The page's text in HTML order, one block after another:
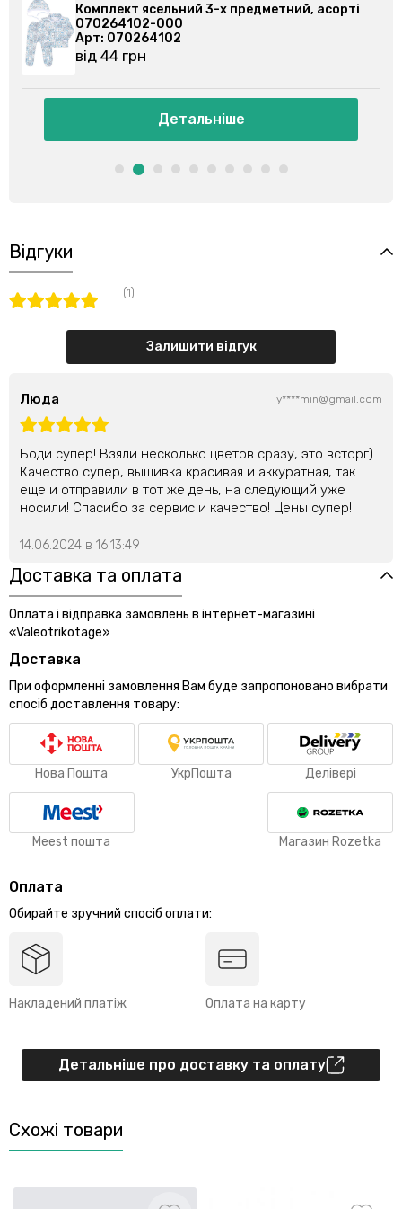
Комплект ясельний 3-х предметний, асорті
070264202-000
Арт: 070264202
від 45 грн
Детальніше
Відгуки
(1)
Залишити відгук
Люда ly****min@gmail.com
Боди супер! Взяли несколько цветов сразу, это всторг)
Качество супер, вышивка красивая и аккуратная, так
еще и отправили в тот же день, на следующий уже
носили! Спасибо за сервис и качество! Цены супер!
14.06.2024 в 16:13:49
Доставка та оплата
Оплата і відправка замовлень в інтернет-магазині
«Valeotrikotage»
Доставка
При оформленні замовлення Вам буде запропоновано вибрати
спосіб доставлення товару:
Нова Пошта УкрПошта Делівері
Meest пошта Магазин Rozetka
Оплата
Обирайте зручний спосіб оплати:
Накладений платіж Оплата на карту
Детальніше про доставку та оплату
Схожі товари